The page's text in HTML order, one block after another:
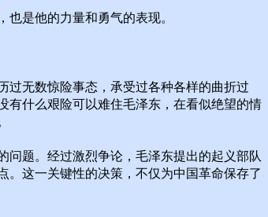
是他的力量和勇气的表现。
过无数惊险事态，承受过各种各样的曲折过
有什么艰险可以难住毛泽东，在看似绝望的情
问题。经过激烈争论，毛泽东提出的起义部队
。这一关键性的决策，不仅为中国革命保存了